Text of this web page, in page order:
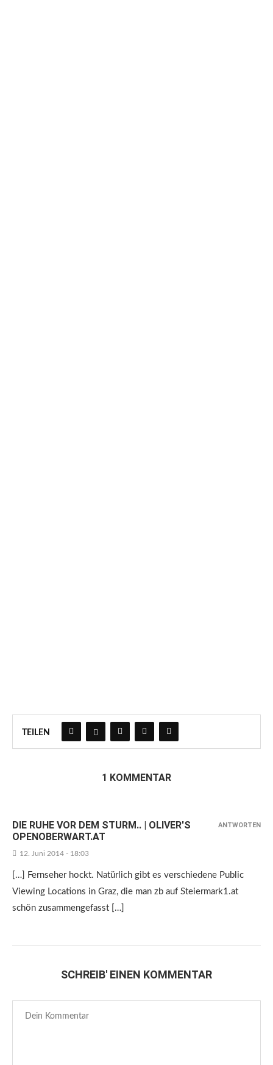
TEILEN
1 KOMMENTAR
DIE RUHE VOR DEM STURM.. | OLIVER'S
OPENOBERWART.AT
12. Juni 2014 - 18:03
[…] Fernseher hockt. Natürlich gibt es verschiedene Public
Viewing Locations in Graz, die man zb auf Steiermark1.at
schön zusammengefasst […]
ANTWORTEN
SCHREIB' EINEN KOMMENTAR